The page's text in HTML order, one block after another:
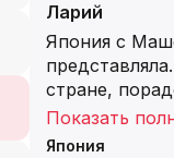
Ларий
Япония с
стране,
Показать
Япония